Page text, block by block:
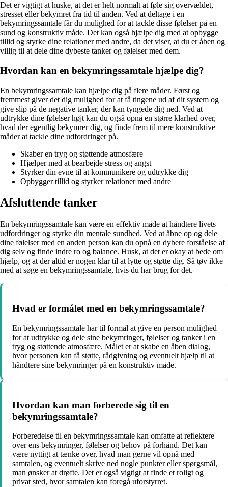
Det er vigtigt at huske, at det er helt normalt at føle sig overvældet,
stresset eller bekymret fra tid til anden. Ved at deltage i en
bekymringssamtale får du mulighed for at tackle disse følelser på en
sund og konstruktiv måde. Det kan også hjælpe dig med at opbygge
tillid og styrke dine relationer med andre, da det viser, at du er åben og
villig til at dele dine dybeste tanker og følelser med dem.
Hvordan kan en bekymringssamtale hjælpe dig?
En bekymringssamtale kan hjælpe dig på flere måder. Først og
fremmest giver det dig mulighed for at få tingene ud af dit system og
give slip på de negative tanker, der kan tyngede dig ned. Ved at
udtrykke dine følelser højt kan du også opnå en større klarhed over,
hvad der egentlig bekymrer dig, og finde frem til mere konstruktive
måder at tackle dine udfordringer på.
Skaber en tryg og støttende atmosfære
Hjælper med at bearbejde stress og angst
Styrker din evne til at kommunikere og udtrykke dig
Opbygger tillid og styrker relationer med andre
Afsluttende tanker
En bekymringssamtale kan være en effektiv måde at håndtere livets
udfordringer og styrke din mentale sundhed. Ved at åbne op og dele
dine følelser med en anden person kan du opnå en dybere forståelse af
dig selv og finde indre ro og balance. Husk, at det er okay at bede om
hjælp, og at der altid er nogen klar til at lytte og støtte dig. Så tøv ikke
med at søge en bekymringssamtale, hvis du har brug for det.
Hvad er formålet med en bekymringssamtale?
En bekymringssamtale har til formål at give en person mulighed
for at udtrykke og dele sine bekymringer, følelser og tanker i en
tryg og støttende atmosfære. Målet er at skabe en åben dialog,
hvor personen kan få støtte, rådgivning og eventuelt hjælp til at
håndtere sine bekymringer på en konstruktiv måde.
Hvordan kan man forberede sig til en
bekymringssamtale?
Forberedelse til en bekymringssamtale kan omfatte at reflektere
over ens bekymringer, følelser og behov på forhånd. Det kan
være nyttigt at tænke over, hvad man gerne vil opnå med
samtalen, og eventuelt skrive ned nogle punkter eller spørgsmål,
man ønsker at drøfte. Det er også vigtigt at finde et roligt og
privat sted, hvor samtalen kan foregå uforstyrret.